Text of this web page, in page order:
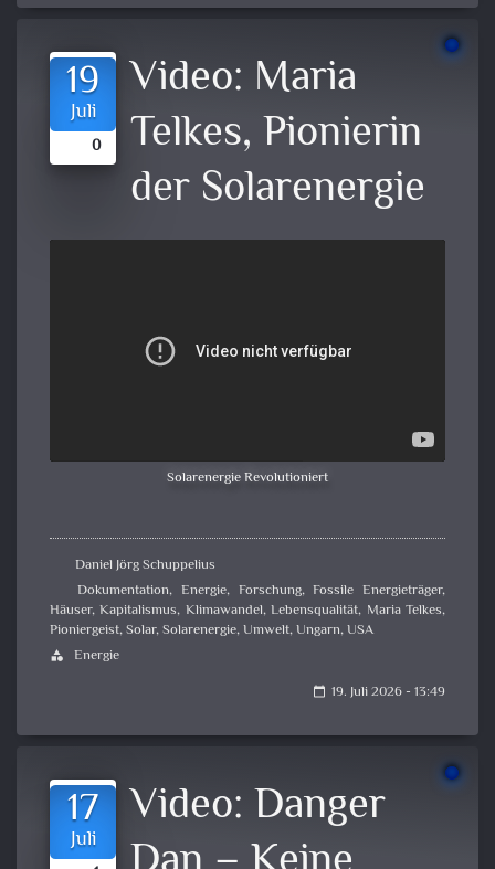
19
Juli
0
Video: Maria
Telkes, Pionierin
der Solarenergie
Solarenergie Revolutioniert
Daniel Jörg Schuppelius
Dokumentation, Energie, Forschung,Fossile Energieträger,
Häuser,Kapitalismus, Klimawandel,Lebensqualität, Maria Telkes,
Pioniergeist,Solar,Solarenergie,Umwelt,Ungarn,USA
category Energie
calendar_today 19. Juli 2026 - 13:49
17
Juli Video: Danger